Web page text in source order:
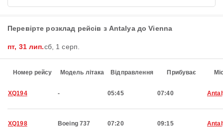
Перевірте розклад рейсів з Antalya до Vienna
пт, 31 лип.сб, 1 серп.
Номер рейсу Модель літака Відправлення Прибуває
XQ194 - 05:45 07:40
XQ198 Boeing 737 07:20 09:15